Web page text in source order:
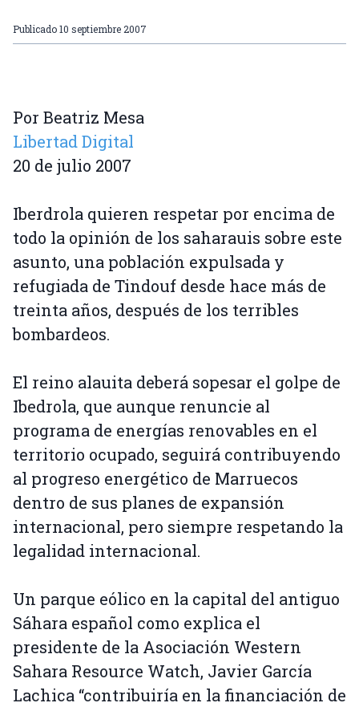
Publicado10 septiembre 2007
Por Beatriz Mesa
Libertad Digital
20 de julio 2007
Iberdrola quieren respetar por encima de
todo la opinión de los saharauis sobre este
asunto, una población expulsada y
refugiada de Tindouf desde hace más de
treinta años, después de los terribles
bombardeos.
El reino alauita deberá sopesar el golpe de
Ibedrola, que aunque renuncie al
programa de energías renovables en el
territorio ocupado, seguirá contribuyendo
al progreso energético de Marruecos
dentro de sus planes de expansión
internacional, pero siempre respetando la
legalidad internacional.
Un parque eólico en la capital del antiguo
Sáhara español como explica el
presidente de la Asociación Western
Sahara Resource Watch, Javier García
Lachica “contribuiría en la financiación de